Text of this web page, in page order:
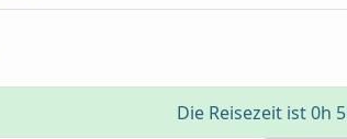
Die Reisezeit ist 0h